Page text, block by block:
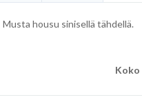
Musta housu sinisellä tähdellä.
Koko